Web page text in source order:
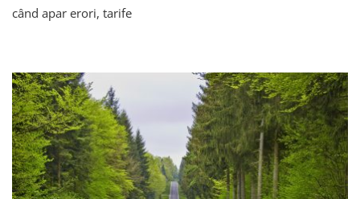
Litigiu
Cu
Furnizorul
De
Energie
când apar erori, tarife